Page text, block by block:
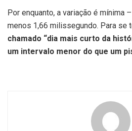
Por enquanto, a variação é mínima
menos 1,66 milissegundo. Para se
chamado “dia mais curto da
um intervalo menor do que um